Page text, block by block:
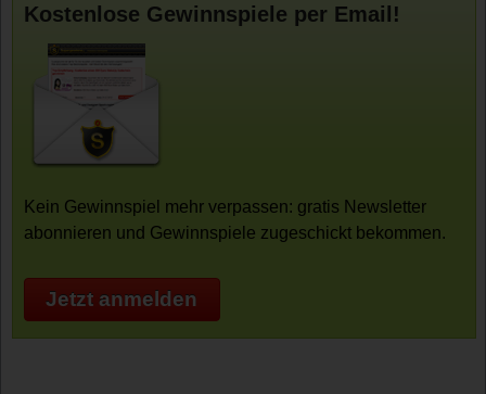
Kostenlose Gewinnspiele per Email!
Kein Gewinnspiel mehr verpassen: gratis Newsletter
abonnieren und Gewinnspiele zugeschickt bekommen.
Jetzt anmelden